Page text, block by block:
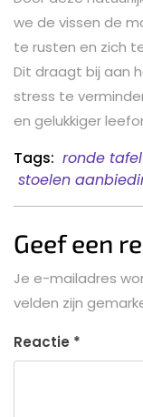
we de vissen de
te rusten en zich
Dit draagt bij aan
stress te
en gelukkiger
Tags: ronde
stoelen
Geef een
Je e-mailadres
velden zijn
Reactie *